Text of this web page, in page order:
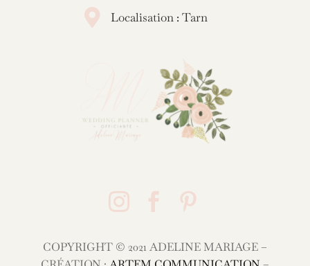
 Localisation : Tarn
  
COPYRIGHT © 2021 ADELINE MARIAGE –